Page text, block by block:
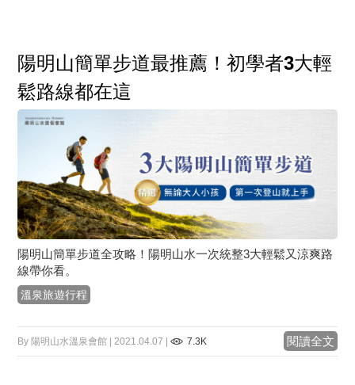
陽明山簡單步道最推薦！初學者3大輕
鬆路線都在這
陽明山簡單步道全攻略！陽明山水一次統整3大輕鬆又涼爽路
線帶你看。
溫泉旅遊行程
By 陽明山水溫泉會館 | 2021.04.07 | 7.3K 閱讀全文